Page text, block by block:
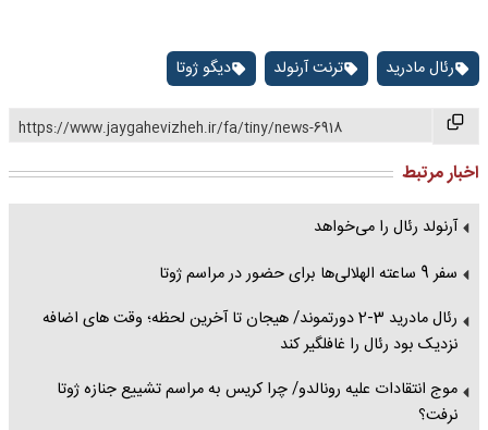
رئال مادرید ترنت آرنولد دیگو ژوتا
https://www.jaygahevizheh.ir/fa/tiny/news-6918
اخبار مرتبط
آرنولد رئال را می‌خواهد
سفر 9 ساعته الهلالی‌ها برای حضور در مراسم ژوتا
رئال مادرید 3-2 دورتموند/ هیجان تا آخرین لحظه؛ وقت های اضافه
نزدیک بود رئال را غافلگیر کند
موج انتقادات علیه رونالدو/ چرا کریس به مراسم تشییع جنازه ژوتا
نرفت؟